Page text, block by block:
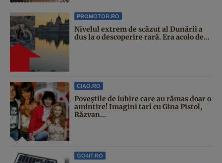
PROMOTOR.RO
Nivelul extrem de scăzut al Dunării a
dus la o descoperire rară. Era acolo de...
CIAO.RO
Poveştile de iubire care au rămas doar o
amintire! Imagini tari cu Gina Pistol,
Răzvan...
GO4IT.RO